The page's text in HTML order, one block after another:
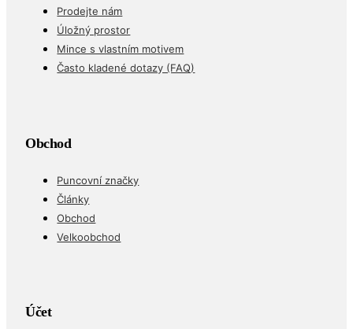
Prodejte nám
Úložný prostor
Mince s vlastním motivem
Často kladené dotazy (FAQ)
Obchod
Puncovní značky
Články
Obchod
Velkoobchod
Účet